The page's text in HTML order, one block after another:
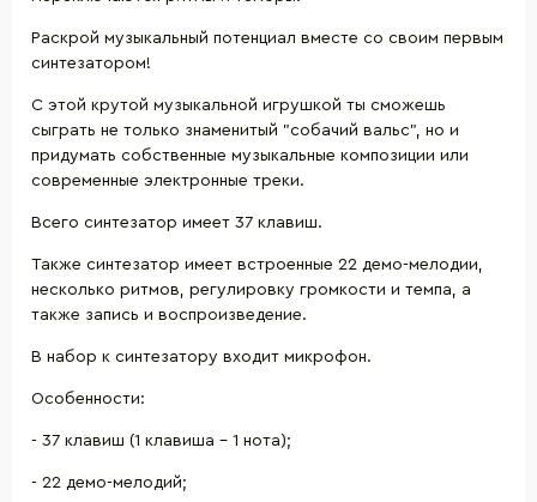
Раскрой музыкальный потенциал вместе со своим первым
синтезатором!
С этой крутой музыкальной игрушкой ты сможешь
сыграть не только знаменитый "собачий вальс", но и
придумать собственные музыкальные композиции или
современные электронные треки.
Всего синтезатор имеет 37 клавиш.
Также синтезатор имеет встроенные 22 демо-мелодии,
несколько ритмов, регулировку громкости и темпа, а
также запись и воспроизведение.
В набор к синтезатору входит микрофон.
Особенности:
- 37 клавиш (1 клавиша - 1 нота);
- 22 демо-мелодий;